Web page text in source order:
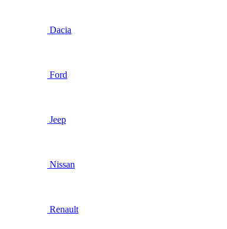
Dacia
Ford
Jeep
Nissan
Renault